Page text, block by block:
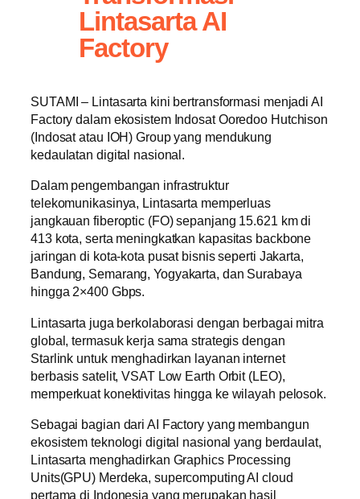
Lintasarta AI
Factory
SUTAMI – Lintasarta kini bertransformasi menjadi AI
Factory dalam ekosistem Indosat Ooredoo Hutchison
(Indosat atau IOH) Group yang mendukung
kedaulatan digital nasional.
Dalam pengembangan infrastruktur
telekomunikasinya, Lintasarta memperluas
jangkauan fiberoptic (FO) sepanjang 15.621 km di
413 kota, serta meningkatkan kapasitas backbone
jaringan di kota-kota pusat bisnis seperti Jakarta,
Bandung, Semarang, Yogyakarta, dan Surabaya
hingga 2×400 Gbps.
Lintasarta juga berkolaborasi dengan berbagai mitra
global, termasuk kerja sama strategis dengan
Starlink untuk menghadirkan layanan internet
berbasis satelit, VSAT Low Earth Orbit (LEO),
memperkuat konektivitas hingga ke wilayah pelosok.
Sebagai bagian dari AI Factory yang membangun
ekosistem teknologi digital nasional yang berdaulat,
Lintasarta menghadirkan Graphics Processing
Units(GPU) Merdeka, supercomputing AI cloud
pertama di Indonesia yang merupakan hasil